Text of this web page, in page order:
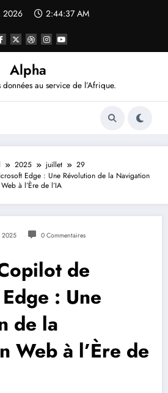
2026 2:44:38 AM
Alpha
données au service de l’Afrique.
2025 juillet
29
Edge : Une Révolution de la Navigation
Web à l’Ère de l’IA
2025 0 Commentaires
de
: Une
de la
Web à l’Ère de